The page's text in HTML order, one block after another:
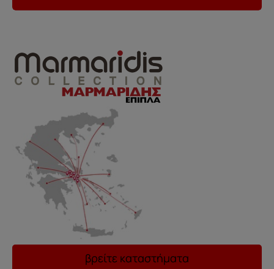
βρείτε καταστήματα